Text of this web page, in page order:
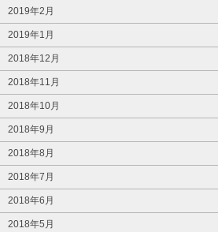
2019年2月
2019年1月
2018年12月
2018年11月
2018年10月
2018年9月
2018年8月
2018年7月
2018年6月
2018年5月